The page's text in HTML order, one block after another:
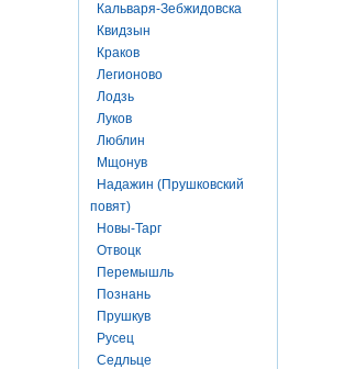
Кальваря-Зебжидовска
Квидзын
Краков
Легионово
Лодзь
Луков
Люблин
Мщонув
Надажин (Прушковский
повят)
Новы-Тарг
Отвоцк
Перемышль
Познань
Прушкув
Русец
Седльце